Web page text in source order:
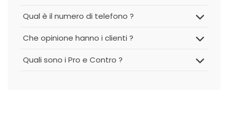
Qual è il numero di telefono ?
Che opinione hanno i clienti ?
Quali sono i Pro e Contro ?